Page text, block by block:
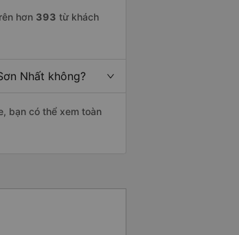
hơn 393 từ khách
Nhất không?
bạn có thể xem toàn